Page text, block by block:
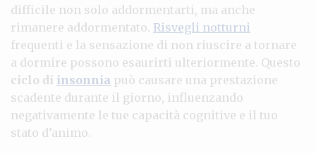
difficile non solo addormentarti, ma anche
rimanere addormentato. Risvegli notturni
frequenti e la sensazione di non riuscire a tornare
a dormire possono esaurirti ulteriormente. Questo
ciclo di insonnia può causare una prestazione
scadente durante il giorno, influenzando
negativamente le tue capacità cognitive e il tuo
stato d’animo.